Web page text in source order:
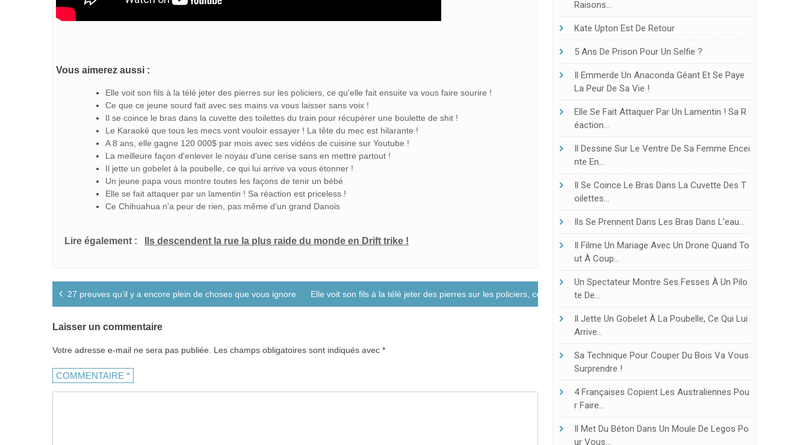
Vous aimerez aussi :
Elle voit son fils à la télé jeter des pierres sur les policiers, ce qu'elle fait ensuite va vous faire sourire !
Ce que ce jeune sourd fait avec ses mains va vous laisser sans voix !
Il se coince le bras dans la cuvette des toilettes du train pour récupérer une boulette de shit !
Le Karaoké que tous les mecs vont vouloir essayer ! La tête du mec est hilarante !
A 8 ans, elle gagne 120 000$ par mois avec ses vidéos de cuisine sur Youtube !
La meilleure façon d'enlever le noyau d'une cerise sans en mettre partout !
Il jette un gobelet à la poubelle, ce qui lui arrive va vous étonner !
Un jeune papa vous montre toutes les façons de tenir un bébé
Elle se fait attaquer par un lamentin ! Sa réaction est priceless !
Ce Chihuahua n'a peur de rien, pas même d'un grand Danois
Lire également : Ils descendent la rue la plus raide du monde en Drift trike !
Navigation
de
l’article
27 preuves qu’il y a encore plein de choses que vous ignorez sur le sexeElle voit son fils à la télé jeter des pierres sur les policiers, ce qu’elle fait ensuite va vous faire sourire !
Laisser un commentaire
Votre adresse e-mail ne sera pas publiée. Les champs obligatoires sont indiqués avec *
COMMENTAIRE *
Raisons…
Kate Upton Est De Retour
5 Ans De Prison Pour Un Selfie ?
Il Emmerde Un Anaconda Géant Et Se Paye
La Peur De Sa Vie !
Elle Se Fait Attaquer Par Un Lamentin ! Sa R
Éaction…
Il Dessine Sur Le Ventre De Sa Femme Encei
Nte En…
Il Se Coince Le Bras Dans La Cuvette Des T
Oilettes…
Ils Se Prennent Dans Les Bras Dans L’eau…
Il Filme Un Mariage Avec Un Drone Quand To
Ut À Coup…
Un Spectateur Montre Ses Fesses À Un Pilo
Te De…
Il Jette Un Gobelet À La Poubelle, Ce Qui Lui
Arrive…
Sa Technique Pour Couper Du Bois Va Vous
Surprendre !
4 Françaises Copient Les Australiennes Pou
R Faire…
Il Met Du Béton Dans Un Moule De Legos Po
Ur Vous…